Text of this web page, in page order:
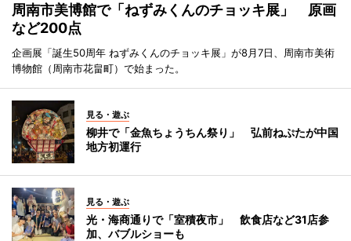
周南市美博館で「ねずみくんのチョッキ展」 原画
など200点
企画展「誕生50周年 ねずみくんのチョッキ展」が8月7日、周南市美術
博物館（周南市花畠町）で始まった。
見る・遊ぶ
柳井で「金魚ちょうちん祭り」 弘前ねぷたが中国
地方初運行
見る・遊ぶ
光・海商通りで「室積夜市」 飲食店など31店参
加、バブルショーも